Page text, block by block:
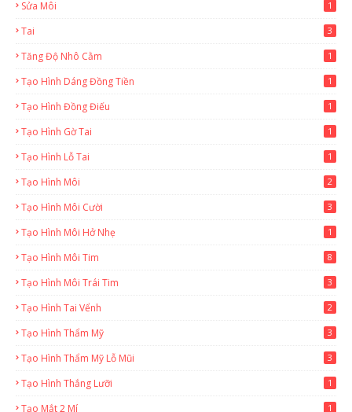
Sửa Môi 1
Tai 3
Tăng Độ Nhô Cằm 1
Tạo Hình Dáng Đồng Tiền 1
Tạo Hình Đồng Điếu 1
Tạo Hình Gờ Tai 1
Tạo Hình Lỗ Tai 1
Tạo Hình Môi 2
Tạo Hình Môi Cười 3
Tạo Hình Môi Hở Nhẹ 1
Tạo Hình Môi Tim 8
Tạo Hình Môi Trái Tim 3
Tạo Hình Tai Vểnh 2
Tạo Hình Thẩm Mỹ 3
Tạo Hình Thẩm Mỹ Lỗ Mũi 3
Tạo Hình Thắng Lưỡi 1
Tạo Mắt 2 Mí 1